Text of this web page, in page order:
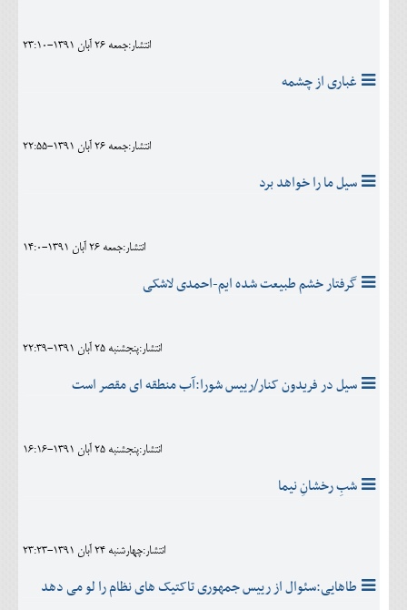
انتشار:جمعه 26 آبان 1391-23:10
غباری از چشمه
انتشار:جمعه 26 آبان 1391-22:55
سیل ما را خواهد برد
انتشار:جمعه 26 آبان 1391-14:0
گرفتار خشم طبیعت شده ایم-احمدی لاشکی
انتشار:پنجشنبه 25 آبان 1391-22:39
سیل در فریدون کنار/رییس شورا:آب منطقه ای مقصر است
انتشار:پنجشنبه 25 آبان 1391-16:16
شبِ رخشانِ نیما
انتشار:چهارشنبه 24 آبان 1391-23:23
طاهایی:سئوال از رییس جمهوری تاکتیک های نظام را لو می دهد